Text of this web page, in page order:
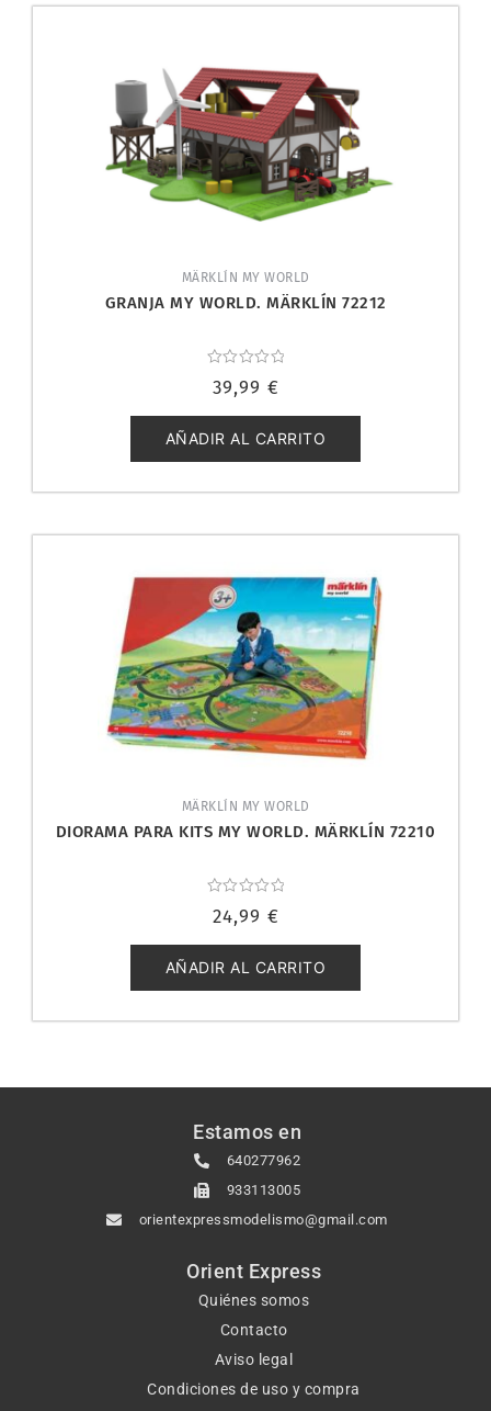
MÄRKLÍN MY WORLD
GRANJA MY WORLD. MÄRKLÍN 72212
con
de
5
39,99 €
AÑADIR AL CARRITO
MÄRKLÍN MY WORLD
DIORAMA PARA KITS MY WORLD. MÄRKLÍN 72210
con
de
5
24,99 €
AÑADIR AL CARRITO
Estamos en
640277962
933113005
orientexpressmodelismo@gmail.com
Orient Express
Quiénes somos
Contacto
Aviso legal
Condiciones de uso y compra